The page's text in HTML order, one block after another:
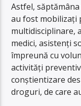
Astfel,
au fost mobilizaţi
multidisciplinare,
medici, asistenţi
împreună cu
activităţi
conştientizare
droguri, de care